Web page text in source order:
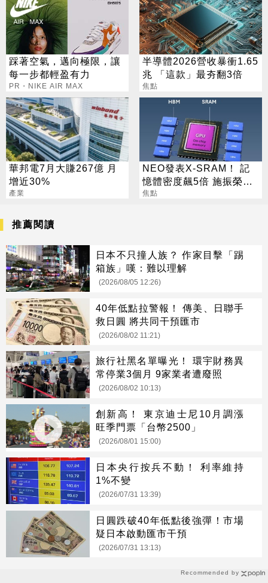
踩著空氣，邁向極限，讓
每一步都輕盈有力
PR・NIKE AIR MAX
半導體2026營收暴衝1.65
兆 「這款」最夯翻3倍
焦點
華邦電7月大賺267億 月
增近30%
產業
NEO發表X-SRAM！ 記
憶體密度飆5倍 施振榮：
半導體迎新革命
焦點
Recommended by
推薦閱讀
日本不只撞人族？ 作家目擊「踢
箱族」嘆：難以理解
(2026/08/05 12:26)
40年低點拉警報！ 傳美、日聯手
救日圓 將共同干預匯市
(2026/08/02 11:21)
旅行社黑名單曝光！ 環宇財務異
常停業3個月 9家業者遭廢照
(2026/08/02 10:13)
創新高！ 東京迪士尼10月調漲
旺季門票「台幣2500」
(2026/08/01 15:00)
日本央行按兵不動！ 利率維持
1%不變
(2026/07/31 13:39)
日圓跌破40年低點後強彈！市場
疑日本啟動匯市干預
(2026/07/31 13:13)